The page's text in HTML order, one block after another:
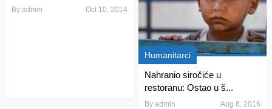
By admin Oct 10, 2014
Humanitarci
Nahranio siročiće u
restoranu: Ostao u š...
Byadmin Aug 8, 2016